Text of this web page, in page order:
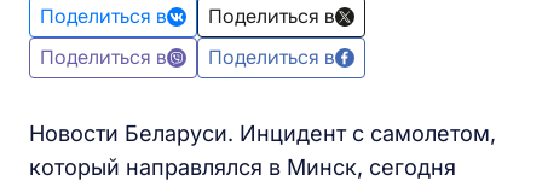
Поделиться в
Поделиться в
Поделиться в
Поделиться в
Новости Беларуси. Инцидент с самолетом,
который направлялся в Минск, сегодня